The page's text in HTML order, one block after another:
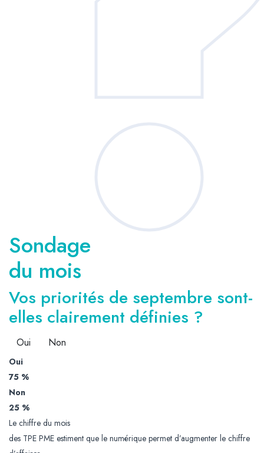
Sondage
du mois
Vos priorités de septembre sont-
elles clairement définies ?
Oui Non
Oui
75 %
Non
25 %
Le chiffre du mois
des TPE PME estiment que le numérique permet d’augmenter le chiffre